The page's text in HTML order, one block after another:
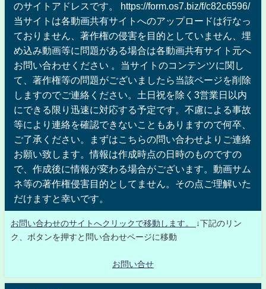
のサイトアドレスです。 https://form.os7.biz/f/c82c6596/
当サイトは各動画共有サイトへのアップロードは行なっ
ておりません、著作権の侵害を目的としていません、埋
め込み動画等に問題がある場合は各動画共有サイト元へ
お問い合わせください 。当サイトのコンテンツに関し
て、著作権等の問題がございましたら当該ページを削除
しますのでご連絡ください。土日祝を除く3営業日以内
にできる限り迅速に対応する予定です。不慮による事故
等により連絡を確認できないこともありますので何卒、
ご了承ください。まずはこちらの問い合わせよりご連絡
お願い致します。情報は作成時点の日時のものですの
で、作成後に情報が変わる場合がございます。動画サム
ネ等の著作権侵害目的としてません。その点ご理解いた
だけますと幸いです。
お問い合わせのサイトへクリックで移動します。
↓下記のリン
ク、ボタンを押すと問い合わせページに移動
お問い合せ